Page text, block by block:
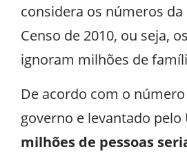
considera os números da
Censo de 2010, ou seja,
ignoram milhões de
De acordo com o
governo e levantado pelo
milhões de pessoas